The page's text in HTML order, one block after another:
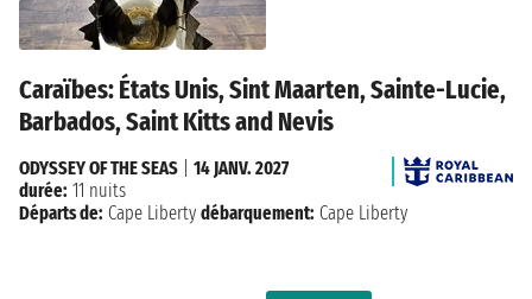
Caraïbes: États Unis, Sint Maarten, Sainte-Lucie,
Barbados, Saint Kitts and Nevis
ODYSSEY OF THE SEAS
14 JANV. 2027
durée: 11 nuits
Départs de: Cape Liberty débarquement: Cape Liberty